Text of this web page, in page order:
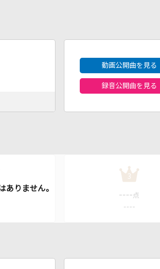
動画公開曲を見る
録音公開曲を見る
3
---- 点
----